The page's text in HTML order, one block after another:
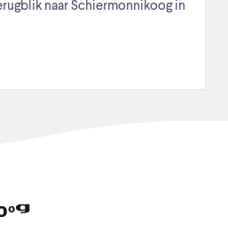
naar Schiermonnikoog in